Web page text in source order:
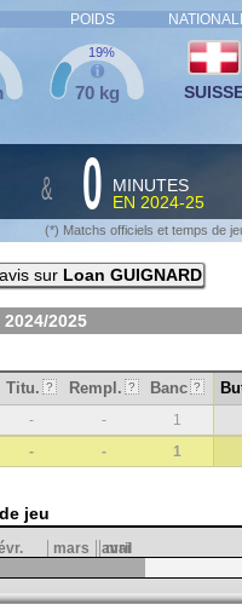
POIDS
70 kg
19%
& 0
MINUTES
EN 2024-25
(*) Matchs officiels et temps de
sur Loan GUIGNARD
2024/2025
Titu. ? Rempl. ? Banc ?
- - 1
- - 1
jeu
mars avril
mai